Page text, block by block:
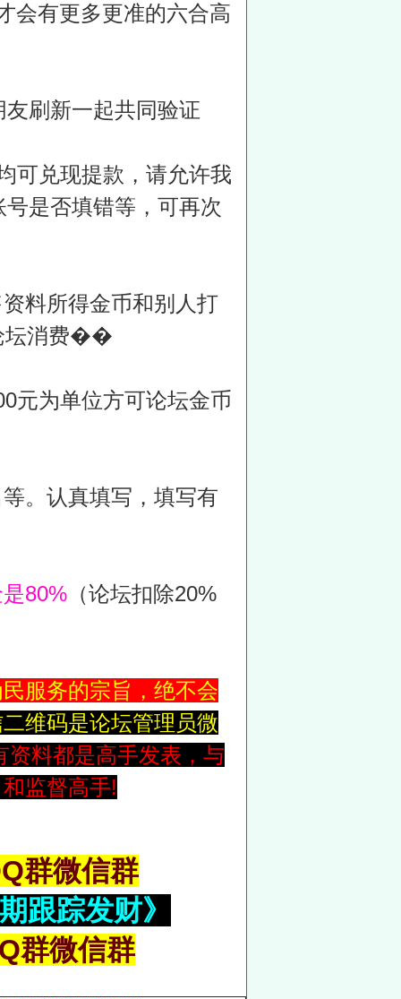
会有更多更准的六合高
刷新一起共同验证
可兑现提款，请允许我
是否填错等，可再次
料所得金币和别人打
坛消费��
元为单位方可论坛金币
。认真填写，填写有
80% （论坛扣除20%
服务的宗旨，绝不会
维码是论坛管理员微
资料都是高手发表，与
监督高手!
群微信群
跟踪发财》
群微信群